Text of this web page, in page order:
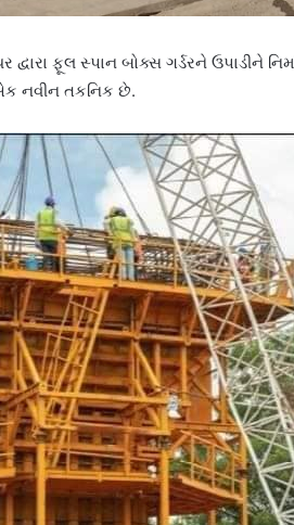
દ્વારા ફૂલ સ્પાન બોક્સ ગર્ડરને ઉપાડીને
નવીન તકનિક છે.